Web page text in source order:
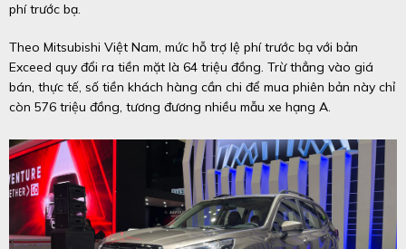
phí trước bạ.
Theo Mitsubishi Việt Nam, mức hỗ trợ lệ phí trước bạ với bản
Exceed quy đổi ra tiền mặt là 64 triệu đồng. Trừ thẳng vào giá
bán, thực tế, số tiền khách hàng cần chi để mua phiên bản này chỉ
còn 576 triệu đồng, tương đương nhiều mẫu xe hạng A.